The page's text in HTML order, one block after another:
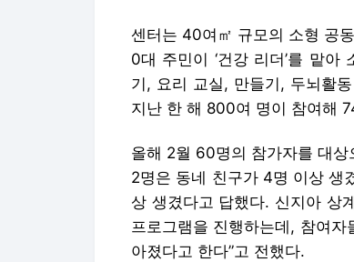
센터는 40여㎡ 규모의 소형 공
0대 주민이 ‘건강 리더’를 맡
기, 요리 교실, 만들기, 두뇌활
지난 한 해 800여 명이 참여해
올해 2월 60명의 참가자를 대
2명은 동네 친구가 4명 이상 생
상 생겼다고 답했다. 신지아 상
프로그램을 진행하는데, 참여
아졌다고 한다”고 전했다.